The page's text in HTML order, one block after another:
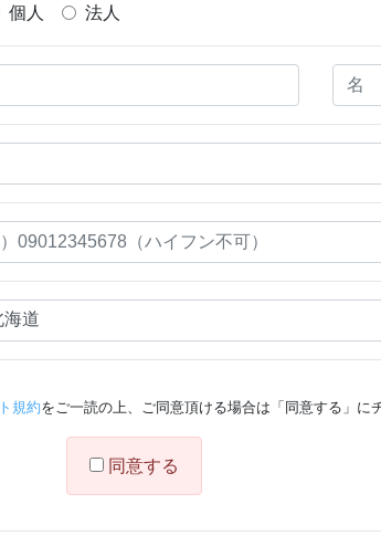
個人 法人
規約をご一読の上、ご同意頂ける場合は「同意する」に
同意する